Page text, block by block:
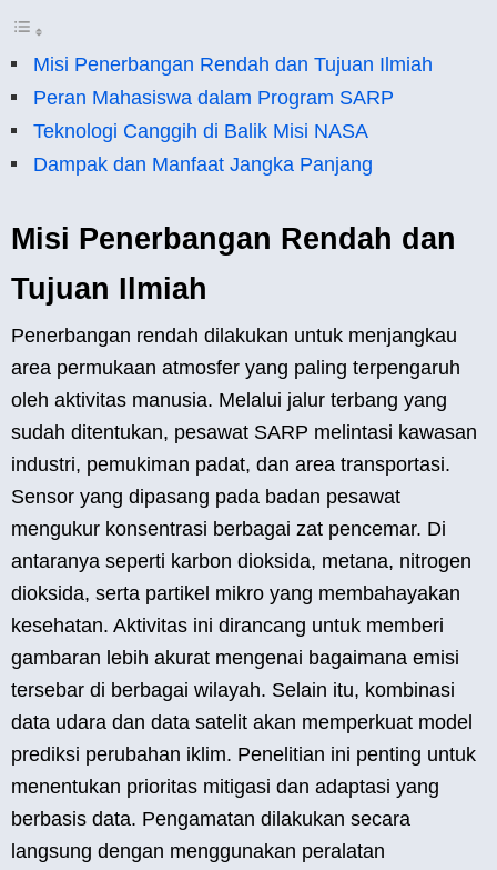
Misi Penerbangan Rendah dan Tujuan Ilmiah
Peran Mahasiswa dalam Program SARP
Teknologi Canggih di Balik Misi NASA
Dampak dan Manfaat Jangka Panjang
Misi Penerbangan Rendah dan
Tujuan Ilmiah
Penerbangan rendah dilakukan untuk menjangkau
area permukaan atmosfer yang paling terpengaruh
oleh aktivitas manusia. Melalui jalur terbang yang
sudah ditentukan, pesawat SARP melintasi kawasan
industri, pemukiman padat, dan area transportasi.
Sensor yang dipasang pada badan pesawat
mengukur konsentrasi berbagai zat pencemar. Di
antaranya seperti karbon dioksida, metana, nitrogen
dioksida, serta partikel mikro yang membahayakan
kesehatan. Aktivitas ini dirancang untuk memberi
gambaran lebih akurat mengenai bagaimana emisi
tersebar di berbagai wilayah. Selain itu, kombinasi
data udara dan data satelit akan memperkuat model
prediksi perubahan iklim. Penelitian ini penting untuk
menentukan prioritas mitigasi dan adaptasi yang
berbasis data. Pengamatan dilakukan secara
langsung dengan menggunakan peralatan